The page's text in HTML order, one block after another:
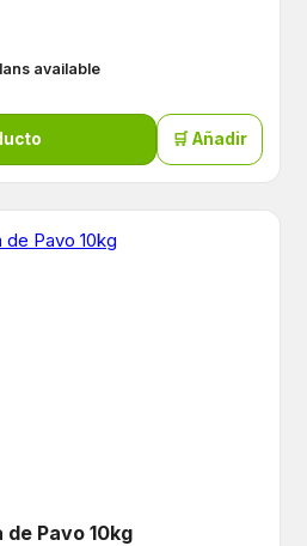
available
🛒 Añadir
Pavo 10kg